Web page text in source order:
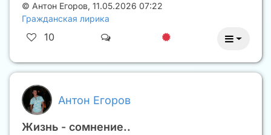
© Антон Егоров, 11.05.2026 07:22
Гражданская лирика
10
Антон Егоров
Жизнь - сомнение..